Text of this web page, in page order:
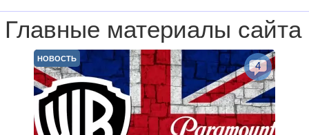
Главные материалы сайта
НОВОСТЬ
4